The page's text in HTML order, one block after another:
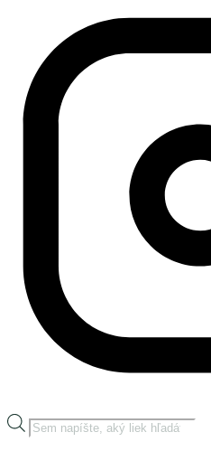
Products
search